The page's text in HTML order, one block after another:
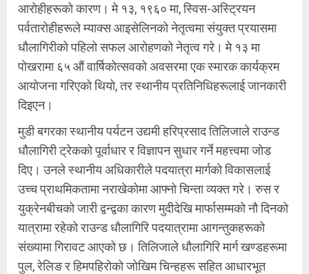
आरोहीहरूको कारण। मे १३, १९६० मा, स्विस-अस्ट्रियन
पर्वतारोहीहरूले म्याक्स आइसेलिनको नेतृत्वमा संयुक्त प्रयासमा
धौलागिरीको पहिलो सफल आरोहणको नेतृत्व गरे। मे १३ मा
पोखरामा ६५ औं वार्षिकोत्सवको अवसरमा एक स्मारक कार्यक्रम
आयोजना गरिएको थियो, तर स्थानीय प्रतिनिधिहरूलाई जानकारी
दिइएन।
मुडी बगरका स्थानीय पर्यटन उद्यमी हरिप्रसाद तिलिजाले राउन्ड
धौलागिरी ट्रेकको पूर्वाधार र विज्ञापन सुधार गर्ने महत्त्वमा जोड
दिए। उनले स्थानीय अधिकारीले पदयात्रा मार्गको विकासलाई
उच्च प्राथमिकतामा नराखेकोमा आफ्नो चिन्ता व्यक्त गरे। रुस र
युक्रेनबीचको जारी द्वन्द्वका कारण मुदीदेखि मार्फासम्मको नौ दिनको
यात्रामा रहेको राउन्ड धौलागिरि पदयात्रामा आगन्तुकहरूको
संख्यामा गिरावट आएको छ। तिलिजाले धौलागिरि मार्ग खण्डहरूमा
पुल, रेलिङ र हिमपहिरोको जोखिम चिन्हहरू सहित आधारभूत